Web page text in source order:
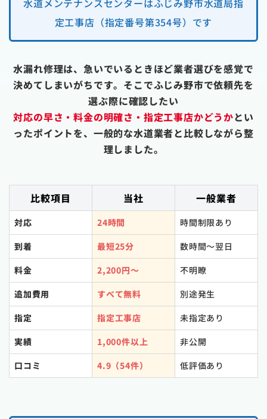
水道メンテナンスセンターはふじみ野市水道局指
定工事店（指定番号第354号）です
水漏れ修理は、急いでいるときほど業者選びを感覚で
決めてしまいがちです。そこでふじみ野市で依頼先を
選ぶ際に確認したい
対応の早さ・料金の明確さ・指定工事店かどうかとい
ったポイントを、一般的な水道業者と比較しながら整
理しました。
比較項目 当社 一般業者
対応 24時間
時間制限あり
到着
最短25分
数時間〜翌日
料金
2,200円〜
不明瞭
追加費用
すべて無料
別途発生
指定
指定工事店
未指定あり
実績
1,000件以上
非公開
口コミ
4.9（54件） 低評価あり